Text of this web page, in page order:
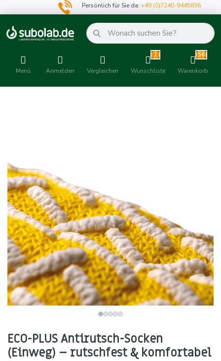
Persönlich für Sie da:+49 (0)7240-9445836
Menü Anmelden Vergleichen
1
Wunschliste
56
Warenkorb
ECO-PLUS Antirutsch-Socken
(Einweg) – rutschfest & komfortabel